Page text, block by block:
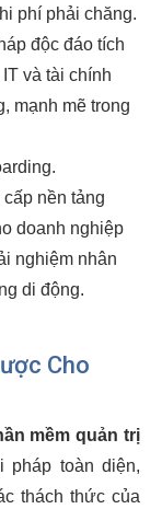
phí phải chăng.
độc đáo tích
và tài chính
mạnh mẽ trong
nền tảng
doanh nghiệp
nghiệm nhân
di động.
Cho
mềm quản trị
pháp toàn diện,
thách thức của